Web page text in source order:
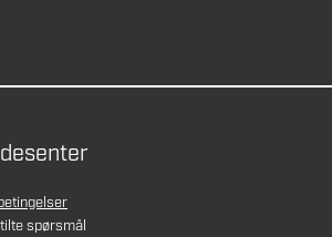
spørsmål